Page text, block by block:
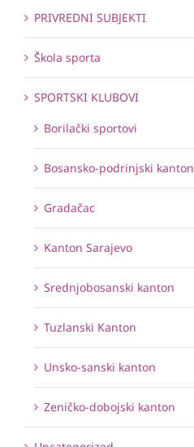
PRIVREDNI SUBJEKTI
Škola sporta
SPORTSKI KLUBOVI
Borilački sportovi
Bosansko-podrinjski kanton
Gradačac
Kanton Sarajevo
Srednjobosanski kanton
Tuzlanski Kanton
Unsko-sanski kanton
Zeničko-dobojski kanton